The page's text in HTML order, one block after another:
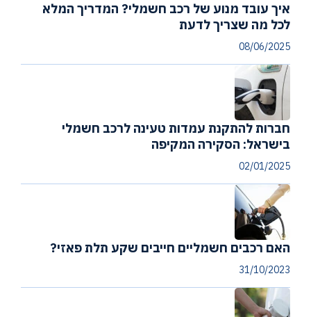
איך עובד מנוע של רכב חשמלי? המדריך המלא
לכל מה שצריך לדעת
08/06/2025
חברות להתקנת עמדות טעינה לרכב חשמלי
בישראל: הסקירה המקיפה
02/01/2025
האם רכבים חשמליים חייבים שקע תלת פאזי?
31/10/2023